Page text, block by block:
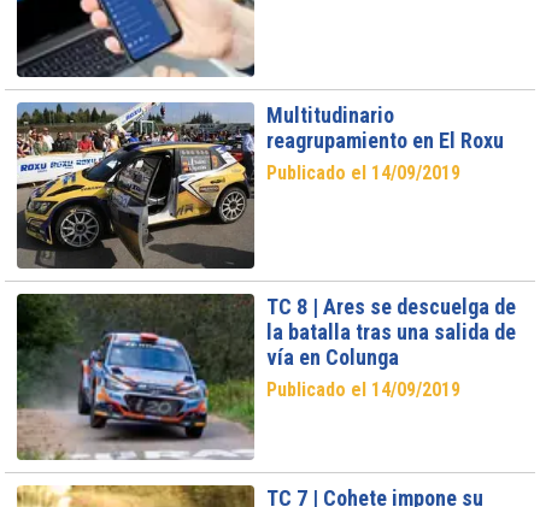
Multitudinario
reagrupamiento en El Roxu
Publicado el 14/09/2019
TC 8 | Ares se descuelga de
la batalla tras una salida de
vía en Colunga
Publicado el 14/09/2019
TC 7 | Cohete impone su